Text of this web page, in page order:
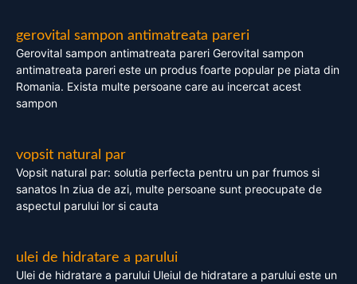
gerovital sampon antimatreata pareri
Gerovital sampon antimatreata pareri Gerovital sampon
antimatreata pareri este un produs foarte popular pe piata din
Romania. Exista multe persoane care au incercat acest
sampon
vopsit natural par
Vopsit natural par: solutia perfecta pentru un par frumos si
sanatos In ziua de azi, multe persoane sunt preocupate de
aspectul parului lor si cauta
ulei de hidratare a parului
Ulei de hidratare a parului Uleiul de hidratare a parului este un